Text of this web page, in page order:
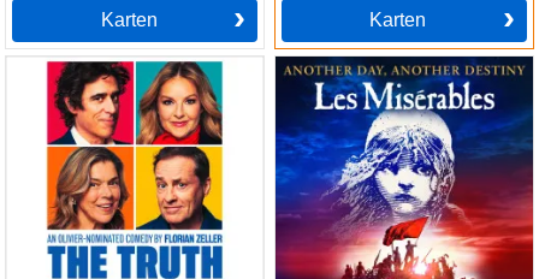
Karten Karten
The Truth Les Miserables